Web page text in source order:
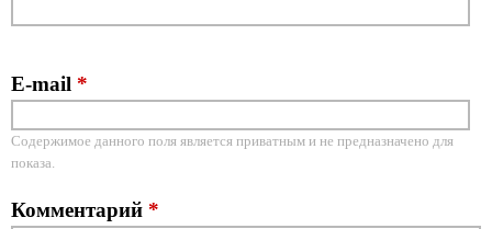
E-mail *
Содержимое данного поля является приватным и не предназначено для
показа.
Комментарий *